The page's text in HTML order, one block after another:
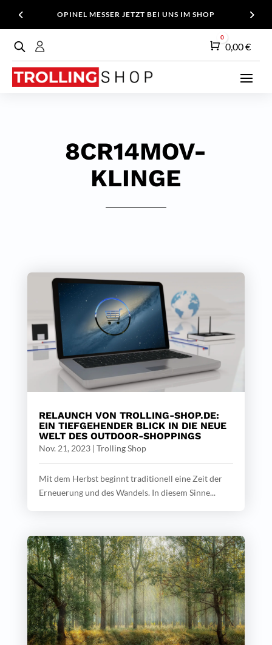
OPINEL MESSER JETZT BEI UNS IM SHOP
Warenkorb
0
0,00€
8CR14MOV-
KLINGE
RELAUNCH VON TROLLING-SHOP.DE:
EIN TIEFGEHENDER BLICK IN DIE NEUE
WELT DES OUTDOOR-SHOPPINGS
Nov. 21, 2023| Trolling Shop
Mit dem Herbst beginnt traditionell eine Zeit der
Erneuerung und des Wandels. In diesem Sinne...